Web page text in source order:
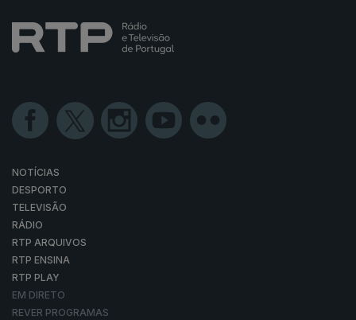
NOTÍCIAS
DESPORTO
TELEVISÃO
RÁDIO
RTP ARQUIVOS
RTP ENSINA
RTP PLAY
EM DIRETO
REVER PROGRAMAS